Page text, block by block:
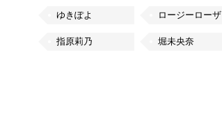
ゆきぽよ ロージーローザ
指原莉乃 堀未央奈